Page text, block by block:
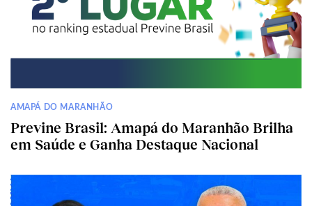
AMAPÁ DO MARANHÃO
Previne Brasil: Amapá do Maranhão Brilha
em Saúde e Ganha Destaque Nacional